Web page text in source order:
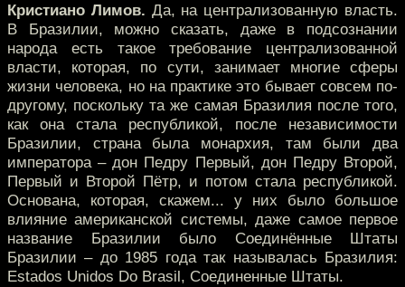
Кристиано Лимов. Да, на централизованную власть.
В Бразилии, можно сказать, даже в подсознании
народа есть такое требование централизованной
власти, которая, по сути, занимает многие сферы
жизни человека, но на практике это бывает совсем по-
другому, поскольку та же самая Бразилия после того,
как она стала республикой, после независимости
Бразилии, страна была монархия, там были два
императора – дон Педру Первый, дон Педру Второй,
Первый и Второй Пётр, и потом стала республикой.
Основана, которая, скажем... у них было большое
влияние американской системы, даже самое первое
название Бразилии было Соединённые Штаты
Бразилии – до 1985 года так называлась Бразилия:
Estados Unidos Do Brasil, Соединенные Штаты.